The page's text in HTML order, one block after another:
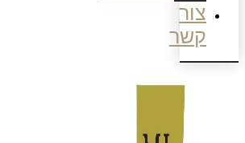
צור
קשר